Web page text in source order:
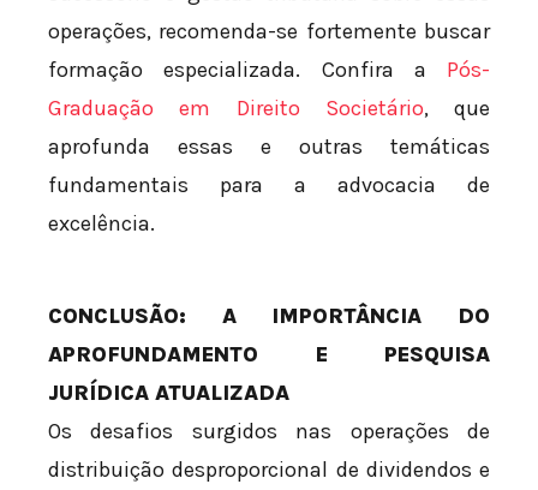
operações, recomenda-se fortemente buscar
formação especializada. Confira a Pós-
Graduação em Direito Societário, que
aprofunda essas e outras temáticas
fundamentais para a advocacia de
excelência.
CONCLUSÃO: A IMPORTÂNCIA DO
APROFUNDAMENTO E PESQUISA
JURÍDICA ATUALIZADA
Os desafios surgidos nas operações de
distribuição desproporcional de dividendos e